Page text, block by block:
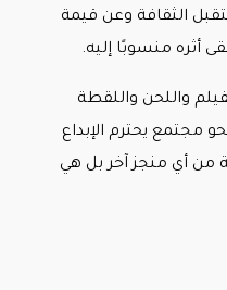
الثقافة وعن قيمة
أثره منسوبًا إليه.
واللحن واللقطة
مجتمع يحترم الإبداع
من أي منجز آخر بل هي